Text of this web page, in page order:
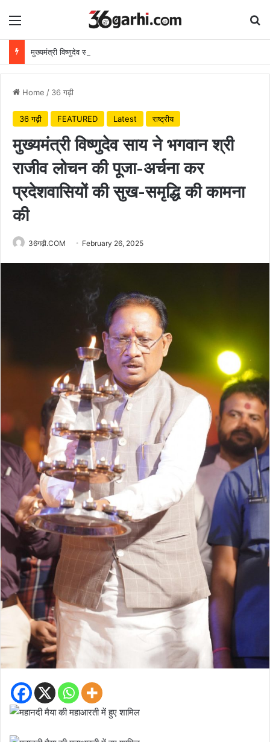
Menu
Home / 36 गढ़ी
36 गढ़ी FEATURED Latest राष्ट्रीय
मुख्यमंत्री विष्णुदेव साय ने भगवान श्री
राजीव लोचन की पूजा-अर्चना कर
प्रदेशवासियों की सुख-समृद्धि की कामना
की
36गढ़ी.COM February 26, 2025